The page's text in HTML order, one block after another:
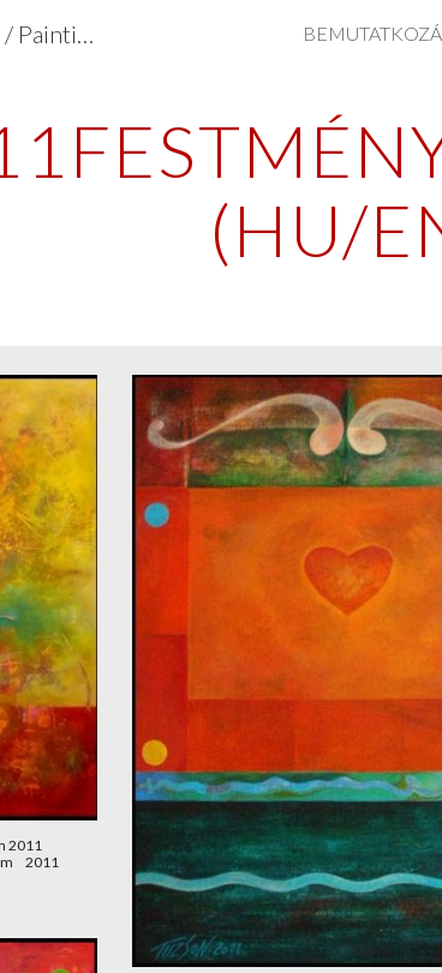
Skip to main content
Tuzson-Berczeli Péter festészete / Paintings by Peter Tuzson-Berczeli
(HU/
2011
2011